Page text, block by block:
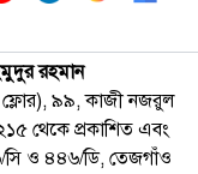
রহমান
ফ্লোর), ৯৯, কাজী নজরুল
থেকে প্রকাশিত এবং
সি ও ৪৪৬/ডি, তেজগাঁও